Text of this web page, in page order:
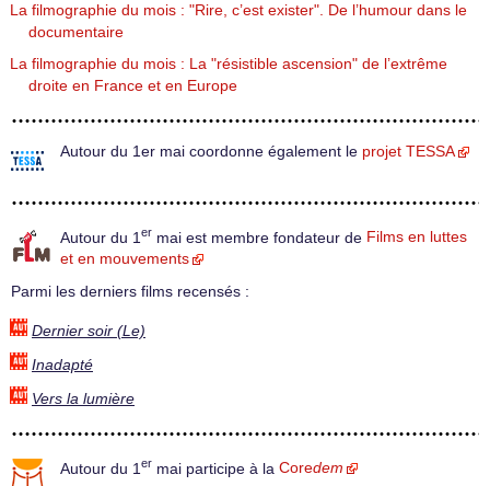
La filmographie du mois : "Rire, c’est exister". De l’humour dans le
documentaire
La filmographie du mois : La "résistible ascension" de l’extrême
droite en France et en Europe
Autour du 1er mai coordonne également le projet TESSA
Autour du 1 er mai est membre fondateur de Films en luttes
et en mouvements
Parmi les derniers films recensés :
Dernier soir (Le)
Inadapté
Vers la lumière
Autour du 1 er mai participe à la Coredem